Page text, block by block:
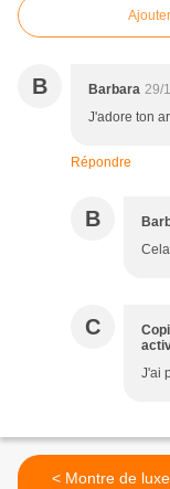
B Barbara 29/
J'adore ton
Répondre
B
C
J'ai
< Montre de luxe, plus